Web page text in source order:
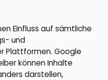
Einfluss auf sämtliche
und
Plattformen. Google
können Inhalte
darstellen,